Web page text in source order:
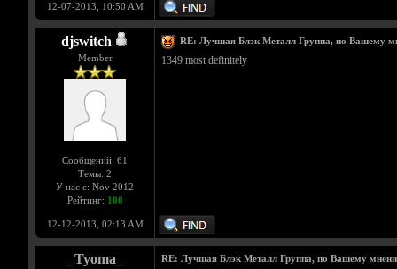
12-07-2013, 10:50 AM
djswitch
Member
Сообщений: 61
Темы: 2
У нас с: Nov 2012
Рейтинг: 100
RE: Лучшая Блэк Металл Группа, по Вашему
1349 most definitely
12-12-2013, 02:13 AM
_Tyoma_ RE: Лучшая Блэк Металл Группа, по Вашему